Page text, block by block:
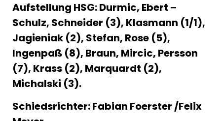
Aufstellung HSG: Durmic, Ebert –
Schulz, Schneider (3), Klasmann (1/1),
Jagieniak (2), Stefan, Rose (5),
Ingenpaß (8), Braun, Mircic, Persson
(7), Krass (2), Marquardt (2),
Michalski (3).
Schiedsrichter: Fabian Foerster /Felix